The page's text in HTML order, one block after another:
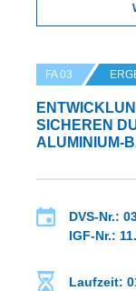
FA 03
SICHEREN
LUMINIUM-
DVS-Nr.:
IGF-Nr.:
Laufzeit: